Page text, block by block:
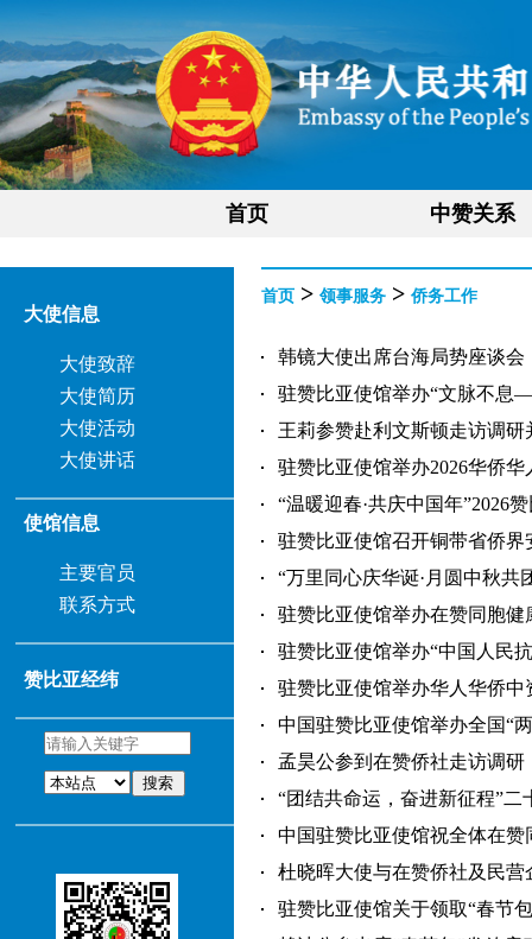
首页 中赞关系
大使信息
大使致辞
大使简历
大使活动
大使讲话
使馆信息
主要官员
联系方式
赞比亚经纬
搜索
首页 > 领事服务 > 侨务工作
韩镜大使出席台海局势座谈会
驻赞比亚使馆举办“文脉不息
王莉参赞赴利文斯顿走访调研
驻赞比亚使馆举办2026华侨华
“温暖迎春·共庆中国年”2026
驻赞比亚使馆召开铜带省侨界
“万里同心庆华诞·月圆中秋共
驻赞比亚使馆举办在赞同胞健
驻赞比亚使馆举办“中国人民
驻赞比亚使馆举办华人华侨中
中国驻赞比亚使馆举办全国“
孟昊公参到在赞侨社走访调研
“团结共命运，奋进新征程”二
中国驻赞比亚使馆祝全体在赞
杜晓晖大使与在赞侨社及民营
驻赞比亚使馆关于领取“春节